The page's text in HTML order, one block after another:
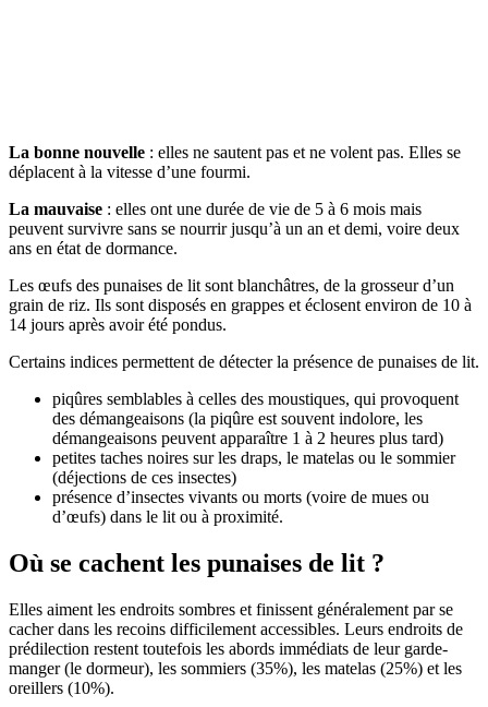
La bonne nouvelle : elles ne sautent pas et ne volent pas. Elles se
déplacent à la vitesse d’une fourmi.
La mauvaise : elles ont une durée de vie de 5 à 6 mois mais
peuvent survivre sans se nourrir jusqu’à un an et demi, voire deux
ans en état de dormance.
Les œufs des punaises de lit sont blanchâtres, de la grosseur d’un
grain de riz. Ils sont disposés en grappes et éclosent environ de 10 à
14 jours après avoir été pondus.
Certains indices permettent de détecter la présence de punaises de lit.
piqûres semblables à celles des moustiques, qui provoquent
des démangeaisons (la piqûre est souvent indolore, les
démangeaisons peuvent apparaître 1 à 2 heures plus tard)
petites taches noires sur les draps, le matelas ou le sommier
(déjections de ces insectes)
présence d’insectes vivants ou morts (voire de mues ou
d’œufs) dans le lit ou à proximité.
Où se cachent les punaises de lit ?
Elles aiment les endroits sombres et finissent généralement par se
cacher dans les recoins difficilement accessibles. Leurs endroits de
prédilection restent toutefois les abords immédiats de leur garde-
manger (le dormeur), les sommiers (35%), les matelas (25%) et les
oreillers (10%).